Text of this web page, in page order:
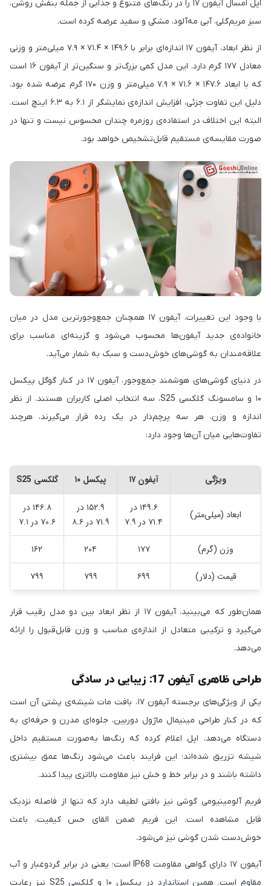
اپل امسال آیفون ۱۷ را در رنگ‌های متنوع و جذابی از جمله بنفش روشن،
سبز مریم‌گلی، آبی مه‌آلود، مشکی و سفید عرضه کرده است.
از نظر ابعاد، آیفون ۱۷ اندازه‌ای برابر با ۱۴۹.۶ × ۷۱.۴ × ۷.۹ میلی‌متر و وزنی
معادل ۱۷۷ گرم دارد. این مدل کمی بزرگ‌تر و سنگین‌تر از آیفون ۱۶ است
که با ابعاد ۱۴۷.۶ × ۷۱.۶ × ۷.۹ میلی‌متر و وزن ۱۷۰ گرم عرضه شده بود.
دلیل این تفاوت جزئی، افزایش اندازه‌ی نمایشگر از ۶.۱ به ۶.۳ اینچ است.
البته این اختلاف در استفاده‌ی روزمره چندان محسوس نیست و تنها در
صورت مقایسه‌ی مستقیم قابل‌تشخیص خواهد بود.
با وجود این تغییرات، آیفون ۱۷ همچنان جمع‌وجورترین مدل در میان
خانواده‌ی جدید آیفون‌ها محسوب می‌شود و گزینه‌ای مناسب برای
علاقه‌مندان به گوشی‌های خوش‌دست و سبک به شمار می‌آید.
در دنیای گوشی‌های هوشمند جمع‌وجور، آیفون ۱۷ در کنار گوگل پیکسل
۱۰ و سامسونگ گلکسی S25، سه انتخاب اصلی کاربران هستند. از نظر
اندازه و وزن، هر سه پرچم‌دار در یک رده قرار می‌گیرند، هرچند
تفاوت‌هایی میان آن‌ها وجود دارد:
ویژگی آیفون ۱۷ پیکسل ۱۰ گلکسی S25
ابعاد (میلی‌متر)
۱۴۹.۶ در
۷۱.۴ در ۷.۹
۱۵۲.۹ در
۷۱.۹ در ۸.۶
۱۴۶.۸ در
۷۰.۶ در ۷.۱
وزن (گرم) ۱۷۷ ۲۰۴ ۱۶۲
قیمت (دلار) ۶۹۹ ۷۹۹ ۷۹۹
همان‌طور که می‌بینید، آیفون ۱۷ از نظر ابعاد بین دو مدل رقیب قرار
می‌گیرد و ترکیبی متعادل از اندازه‌ی مناسب و وزن قابل‌قبول را ارائه
می‌دهد.
طراحی ظاهری آیفون 17: زیبایی در سادگی
یکی از ویژگی‌های برجسته آیفون ۱۷، بافت مات شیشه‌ی پشتی آن است
که در کنار طراحی مینیمال ماژول دوربین، جلوه‌ای مدرن و حرفه‌ای به
دستگاه می‌دهد. اپل اعلام کرده که رنگ‌ها به‌صورت مستقیم داخل
شیشه تزریق شده‌اند؛ این فرایند باعث می‌شود رنگ‌ها عمق بیشتری
داشته باشند و در برابر خط و خش نیز مقاومت بالاتری پیدا کنند.
فریم آلومینیومی گوشی نیز بافتی لطیف دارد که تنها از فاصله نزدیک
قابل مشاهده است. این فریم ضمن القای حس کیفیت، باعث
خوش‌دست شدن گوشی نیز می‌شود.
آیفون ۱۷ دارای گواهی مقاومت IP68 است؛ یعنی در برابر گردوغبار و آب
مقاوم است. همین استاندارد در پیکسل ۱۰ و گلکسی S25 نیز رعایت